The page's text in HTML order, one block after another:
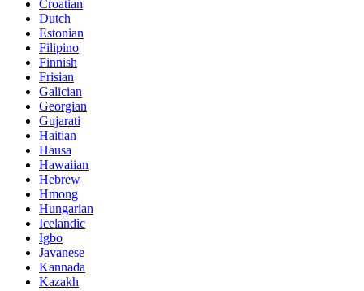
Croatian
Dutch
Estonian
Filipino
Finnish
Frisian
Galician
Georgian
Gujarati
Haitian
Hausa
Hawaiian
Hebrew
Hmong
Hungarian
Icelandic
Igbo
Javanese
Kannada
Kazakh